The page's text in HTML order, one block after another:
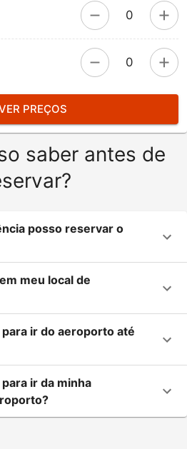
0
0
PREÇOS
saber antes de
posso reservar o
meu local de
ir do aeroporto até
ir da minha